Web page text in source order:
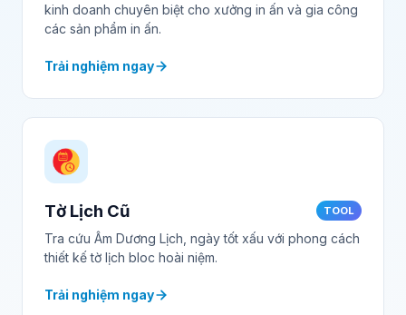
kinh doanh chuyên biệt cho xưởng in ấn và gia công
các sản phẩm in ấn.
Trải nghiệm ngay
Tờ Lịch Cũ TOOL
Tra cứu Âm Dương Lịch, ngày tốt xấu với phong cách
thiết kế tờ lịch bloc hoài niệm.
Trải nghiệm ngay